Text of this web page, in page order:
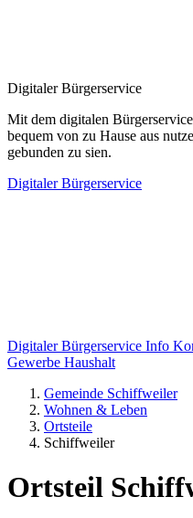
Digitaler Bürgerservice
Mit dem digitalen
bequem von zu Hause aus
gebunden zu sien.
Digitaler Bürgerservice
Digitaler Bürgerservice Info
Gewerbe Haushalt
Gemeinde Schiffweiler
Wohnen & Leben
Ortsteile
Schiffweiler
Ortsteil